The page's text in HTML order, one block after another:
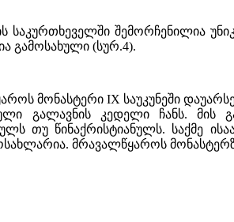
საკურთხეველში შემორჩენილია
გამოსახული (სურ.4).
მონასტერი IX საუკუნეში
გალავნის კედელი ჩანს.
თუ წინაქრისტიანულს. საქმე
მრავალწყაროს